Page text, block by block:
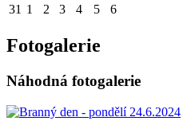
31 1 2 3 4 5 6
Fotogalerie
Náhodná fotogalerie